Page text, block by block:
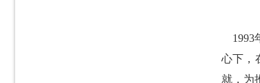
1993
心下，
就，为